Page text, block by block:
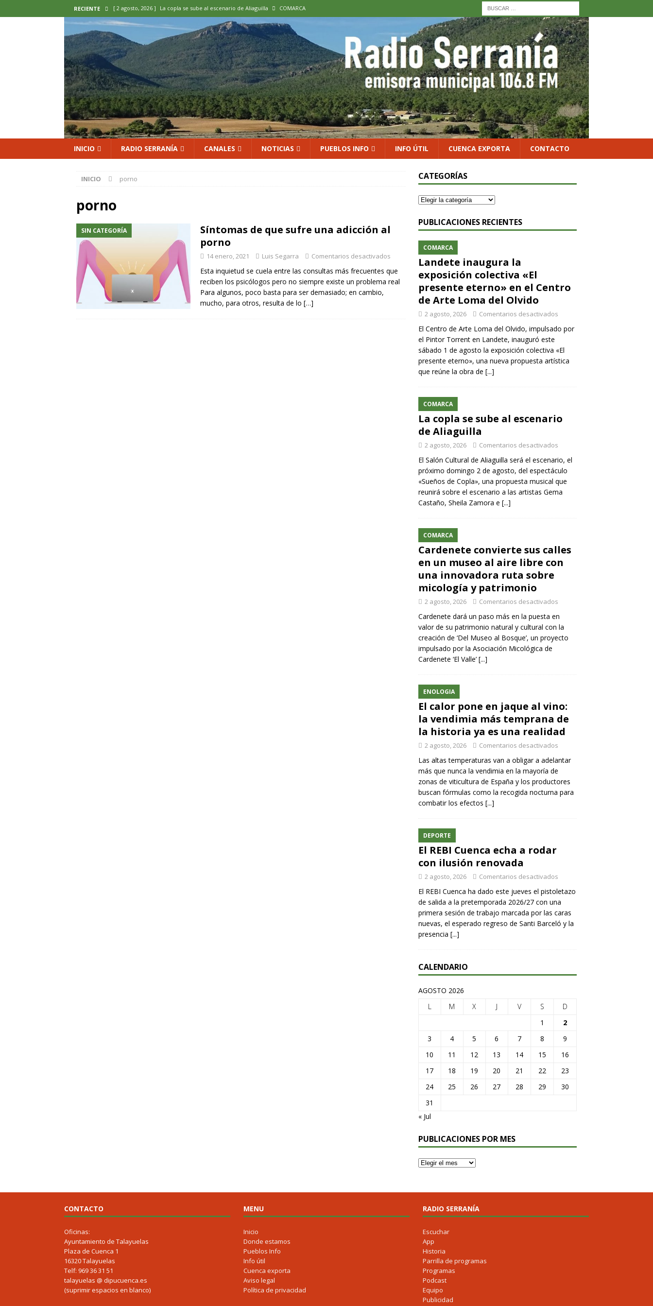
RECIENTE [ 2 agosto, 2026 ] La copla se sube al escenario de Aliaguilla COMARCA
[ 2 agosto, 2026 ] Cardenete convierte sus calles en un museo al aire libre con una innovadora ruta sobre
micología y patrimonio COMARCA
[ 2 agosto, 2026 ] El calor pone en jaque al vino: la vendimia más temprana de la historia ya es una realidad
ENOLOGIA
[ 2 agosto, 2026 ] El REBI Cuenca echa a rodar con ilusión renovada DEPORTE
[ 2 agosto, 2026 ] Landete inaugura la exposición colectiva «El presente eterno» en el Centro de Arte Loma
del Olvido COMARCA
INICIO RADIO SERRANÍA CANALES NOTICIAS PUEBLOS INFO INFO ÚTIL CUENCA EXPORTA CONTACTO
INICIO porno
porno
SIN CATEGORÍA
Síntomas de que sufre una adicción al
porno
14 enero, 2021 Luis Segarra Comentarios desactivados
Esta inquietud se cuela entre las consultas más frecuentes que
reciben los psicólogos pero no siempre existe un problema real
Para algunos, poco basta para ser demasiado; en cambio,
mucho, para otros, resulta de lo […]
CATEGORÍAS
PUBLICACIONES RECIENTES
COMARCA
Landete inaugura la
exposición colectiva «El
presente eterno» en el Centro
de Arte Loma del Olvido
2 agosto, 2026 Comentarios desactivados
El Centro de Arte Loma del Olvido, impulsado por
el Pintor Torrent en Landete, inauguró este
sábado 1 de agosto la exposición colectiva «El
presente eterno», una nueva propuesta artística
que reúne la obra de [...]
COMARCA
La copla se sube al escenario
de Aliaguilla
2 agosto, 2026 Comentarios desactivados
El Salón Cultural de Aliaguilla será el escenario, el
próximo domingo 2 de agosto, del espectáculo
«Sueños de Copla», una propuesta musical que
reunirá sobre el escenario a las artistas Gema
Castaño, Sheila Zamora e [...]
COMARCA
Cardenete convierte sus calles
en un museo al aire libre con
una innovadora ruta sobre
micología y patrimonio
2 agosto, 2026 Comentarios desactivados
Cardenete dará un paso más en la puesta en
valor de su patrimonio natural y cultural con la
creación de ‘Del Museo al Bosque’, un proyecto
impulsado por la Asociación Micológica de
Cardenete ‘El Valle’ [...]
ENOLOGIA
El calor pone en jaque al vino:
la vendimia más temprana de
la historia ya es una realidad
2 agosto, 2026 Comentarios desactivados
Las altas temperaturas van a obligar a adelantar
más que nunca la vendimia en la mayoría de
zonas de viticultura de España y los productores
buscan fórmulas como la recogida nocturna para
combatir los efectos [...]
DEPORTE
El REBI Cuenca echa a rodar
con ilusión renovada
2 agosto, 2026 Comentarios desactivados
El REBI Cuenca ha dado este jueves el pistoletazo
de salida a la pretemporada 2026/27 con una
primera sesión de trabajo marcada por las caras
nuevas, el esperado regreso de Santi Barceló y la
presencia [...]
CALENDARIO
AGOSTO 2026
L
M X J V S
D
1
2
3
4 5 6 7 8
9
10
11 12 13 14 15
16
17
18 19 20 21 22
23
24
25 26 27 28 29
30
31
« Jul
PUBLICACIONES POR MES
CONTACTO
Oficinas:
Ayuntamiento de Talayuelas
Plaza de Cuenca 1
16320 Talayuelas
Telf: 969 36 31 51
talayuelas @ dipucuenca.es
(suprimir espacios en blanco)
MENU
Inicio
Donde estamos
Pueblos Info
Info útil
Cuenca exporta
Aviso legal
Política de privacidad
RADIO SERRANÍA
Escuchar
App
Historia
Parrilla de programas
Programas
Podcast
Equipo
Publicidad